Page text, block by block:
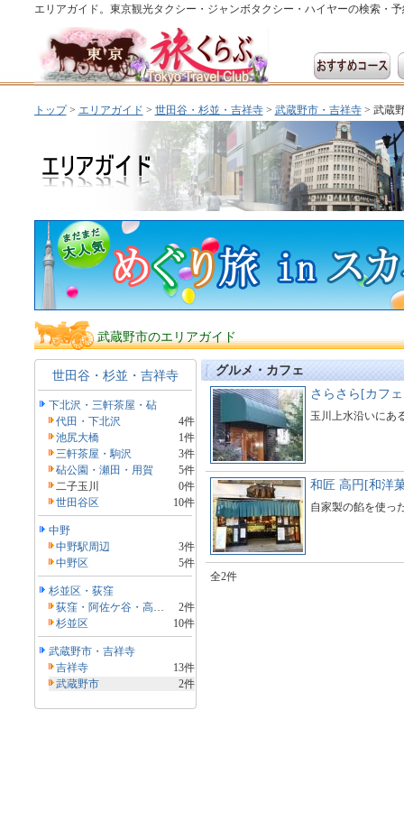
エリアガイド。東京観光タクシー・ジャンボタクシー・ハイヤーの検索・予
トップ> エリアガイド > 世田谷・杉並・吉祥寺> 武蔵野市・吉祥寺> 武蔵
武蔵野市のエリアガイド
世田谷・杉並・吉祥寺
下北沢・三軒茶屋・砧
代田・下北沢
4件
池尻大橋
1件
三軒茶屋・駒沢
3件
砧公園・瀬田・用賀
5件
二子玉川
0件
世田谷区
10件
中野
中野駅周辺
3件
中野区
5件
杉並区・荻窪
荻窪・阿佐ケ谷・高円寺
2件
杉並区
10件
武蔵野市・吉祥寺
吉祥寺
13件
武蔵野市
2件
グルメ・カフェ
さらさら[カフ
玉川上水沿いにあ
和匠 高円[和洋
自家製の餡を使っ
全2件